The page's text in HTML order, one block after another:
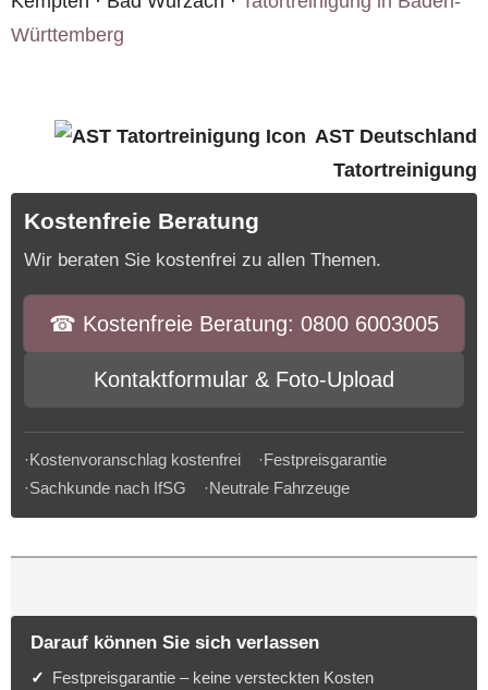
Württemberg
AST Deutschland
Tatortreinigung
Kostenfreie Beratung
Wir beraten Sie kostenfrei zu allen Themen.
☎︎ Kostenfreie Beratung: 0800 6003005
Kontaktformular & Foto-Upload
·Kostenvoranschlag kostenfrei ·Festpreisgarantie
·Sachkunde nach IfSG ·Neutrale Fahrzeuge
Darauf können Sie sich verlassen
Festpreisgarantie – keine versteckten Kosten